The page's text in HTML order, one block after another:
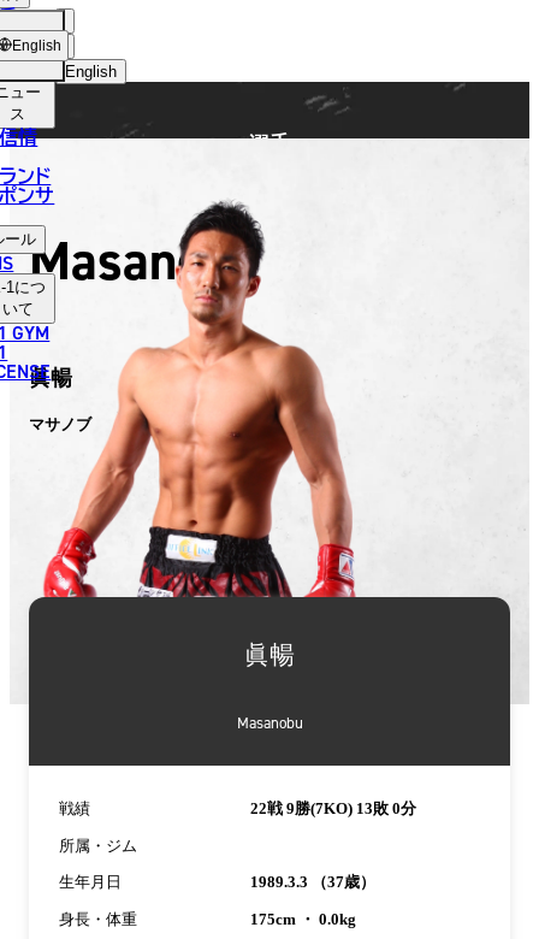
English
中文（简体）
中文（繁體）
ไทย
العربية
ョッ
プ
ュー
ス
情
ンド
ンサ
ール
1につ
いて
GYM
English
選手
Masanobu
眞暢
マサノブ
眞暢
Masanobu
戦績 22戦 9勝(7KO) 13敗 0分
所属・ジム
生年月日 1989.3.3 （37歳）
身長・体重 175cm ・ 0.0kg